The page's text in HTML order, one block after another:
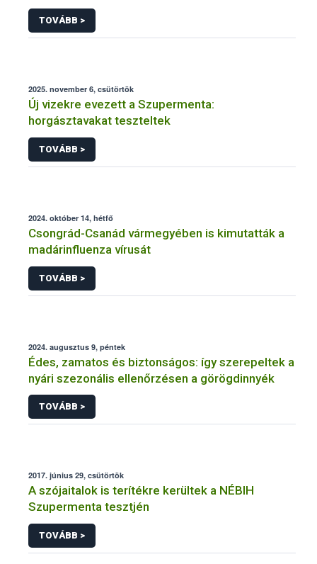
TOVÁBB >
2025. november 6, csütörtök
Új vizekre evezett a Szupermenta:
horgásztavakat teszteltek
TOVÁBB >
2024. október 14, hétfő
Csongrád-Csanád vármegyében is kimutatták a
madárinfluenza vírusát
TOVÁBB >
2024. augusztus 9, péntek
Édes, zamatos és biztonságos: így szerepeltek a
nyári szezonális ellenőrzésen a görögdinnyék
TOVÁBB >
2017. június 29, csütörtök
A szójaitalok is terítékre kerültek a NÉBIH
Szupermenta tesztjén
TOVÁBB >